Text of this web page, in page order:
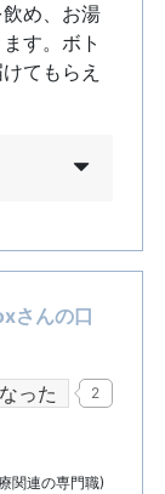
め、お湯
す。ボト
てもらえ
さんの口
った 2
関連の専門職)